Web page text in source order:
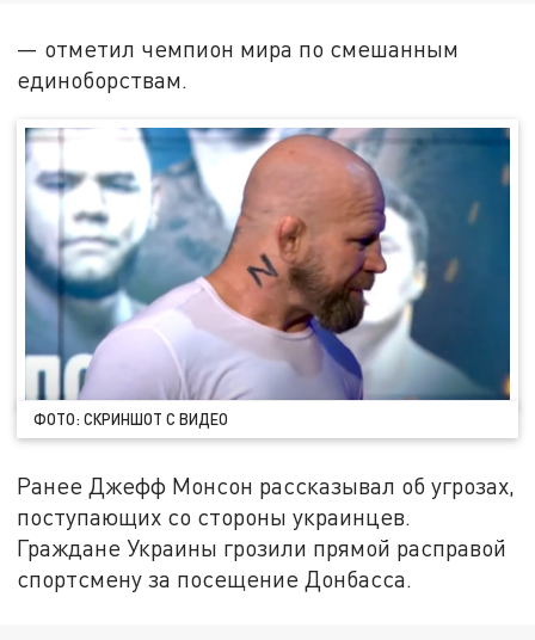
— отметил чемпион мира по смешанным
единоборствам.
ФОТО: СКРИНШОТ С ВИДЕО
Ранее Джефф Монсон рассказывал об угрозах,
поступающих со стороны украинцев.
Граждане Украины грозили прямой расправой
спортсмену за посещение Донбасса.